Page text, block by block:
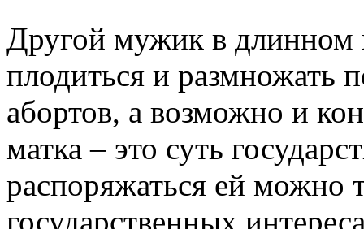
Другой мужик в длинном
плодиться и размножать
абортов, а возможно и
матка – это суть
распоряжаться ей можно
государственных